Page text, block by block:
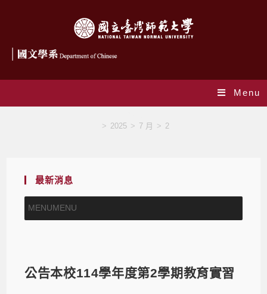
Menu
> 2025 > 7 月 > 2
最新消息
MENUMENU
公告本校114學年度第2學期教育實習